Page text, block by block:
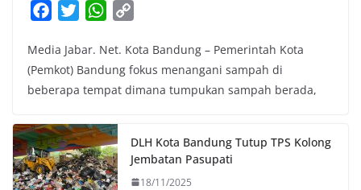
c
e
b
o
k
i
t
t
r
W
a
t
s
p
p
p
y
L
n
k
Media Jabar. Net. Kota Bandung – Pemerintah Kota
(Pemkot) Bandung fokus menangani sampah di
beberapa tempat dimana tumpukan sampah berada,
DLH Kota Bandung Tutup TPS Kolong
Jembatan Pasupati
18/11/2025